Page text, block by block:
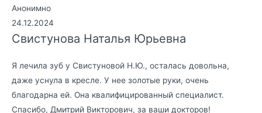
Анонимно
24.12.2024
Свистунова Наталья Юрьевна
Я лечила зуб у Свистуновой Н.Ю., осталась довольна,
даже уснула в кресле. У нее золотые руки, очень
благодарна ей. Она квалифицированный специалист.
Спасибо, Дмитрий Викторович, за ваши докторов!